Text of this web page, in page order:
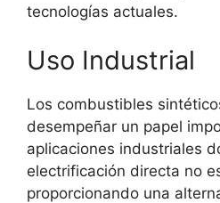
tecnologías actuales.
Uso Industrial
Los combustibles
desempeñar un papel
aplicaciones industriales
electrificación directa no
proporcionando una